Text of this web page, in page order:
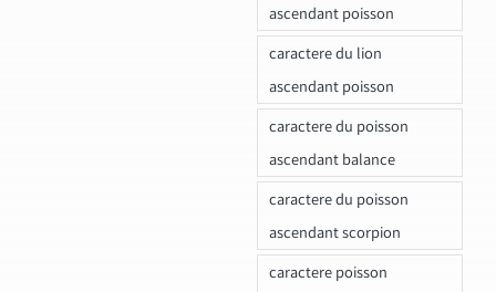
ascendant poisson
caractere du lion
ascendant poisson
caractere du poisson
ascendant balance
caractere du poisson
ascendant scorpion
caractere poisson